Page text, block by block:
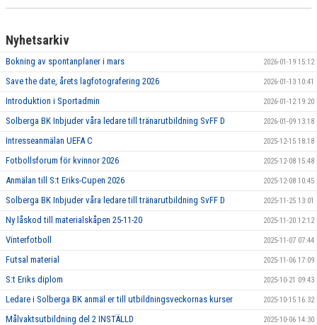
Nyhetsarkiv
Bokning av spontanplaner i mars 2026-01-19 15:12
Save the date, årets lagfotografering 2026 2026-01-13 10:41
Introduktion i Sportadmin 2026-01-12 19:20
Solberga BK Inbjuder våra ledare till tränarutbildning SvFF D 2026-01-09 13:18
Intresseanmälan UEFA C 2025-12-15 18:18
Fotbollsforum för kvinnor 2026 2025-12-08 15:48
Anmälan till S:t Eriks-Cupen 2026 2025-12-08 10:45
Solberga BK Inbjuder våra ledare till tränarutbildning SvFF D 2025-11-25 13:01
Ny låskod till materialskåpen 25-11-20 2025-11-20 12:12
Vinterfotboll 2025-11-07 07:44
Futsal material 2025-11-06 17:09
S:t Eriks diplom 2025-10-21 09:43
Ledare i Solberga BK anmäl er till utbildningsveckornas kurser 2025-10-15 16:32
Målvaktsutbildning del 2 INSTÄLLD 2025-10-06 14:30